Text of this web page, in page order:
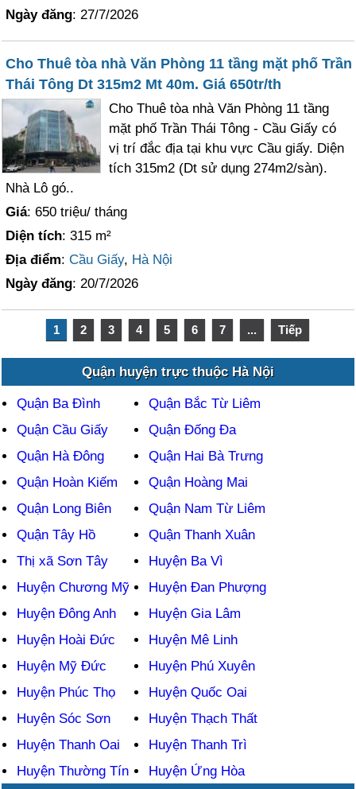
Ngày đăng: 27/7/2026
Cho Thuê tòa nhà Văn Phòng 11 tầng mặt phố Trần
Thái Tông Dt 315m2 Mt 40m. Giá 650tr/th
Cho Thuê tòa nhà Văn Phòng 11 tầng
mặt phố Trần Thái Tông - Cầu Giấy có
vị trí đắc địa tại khu vực Cầu giấy. Diện
tích 315m2 (Dt sử dụng 274m2/sàn).
Nhà Lô gó..
Giá: 650 triệu/ tháng
Diện tích: 315 m²
Địa điểm:Cầu Giấy, Hà Nội
Ngày đăng: 20/7/2026
1 2 3 4 5 6 7 ... Tiếp
Quận huyện trực thuộc Hà Nội
Quận Ba Đình
Quận Bắc Từ Liêm
Quận Cầu Giấy
Quận Đống Đa
Quận Hà Đông
Quận Hai Bà Trưng
Quận Hoàn Kiếm
Quận Hoàng Mai
Quận Long Biên
Quận Nam Từ Liêm
Quận Tây Hồ
Quận Thanh Xuân
Thị xã Sơn Tây
Huyện Ba Vì
Huyện Chương Mỹ
Huyện Đan Phượng
Huyện Đông Anh
Huyện Gia Lâm
Huyện Hoài Đức
Huyện Mê Linh
Huyện Mỹ Đức
Huyện Phú Xuyên
Huyện Phúc Thọ
Huyện Quốc Oai
Huyện Sóc Sơn
Huyện Thạch Thất
Huyện Thanh Oai
Huyện Thanh Trì
Huyện Thường Tín
Huyện Ứng Hòa